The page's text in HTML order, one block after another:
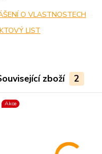
O VLASTNOSTECH
LIST
zboží 2
Akce